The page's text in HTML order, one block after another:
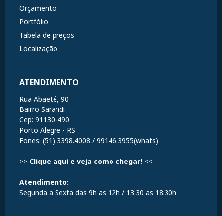
Orçamento
Portfólio
Tabela de preços
Localização
ATENDIMENTO
Rua Abaeté, 90
Bairro Sarandi
Cep: 91130-490
Porto Alegre - RS
Fones: (51) 3398.4008 / 99146.3955(whats)
>> Clique aqui e veja como chegar! <<
Atendimento:
Segunda a Sexta das 9h as 12h / 13:30 as 18:30h